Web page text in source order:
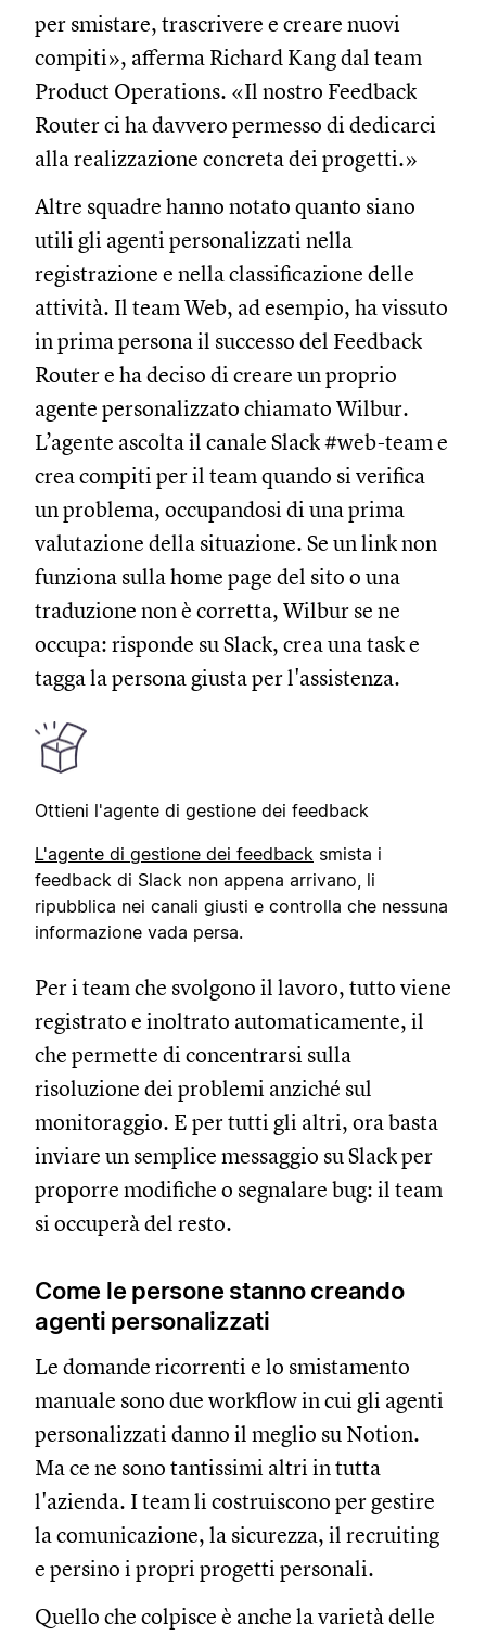
per smistare, trascrivere e creare nuovi
compiti», afferma Richard Kang dal team
Product Operations. «Il nostro Feedback
Router ci ha davvero permesso di dedicarci
alla realizzazione concreta dei progetti.»
Altre squadre hanno notato quanto siano
utili gli agenti personalizzati nella
registrazione e nella classificazione delle
attività. Il team Web, ad esempio, ha vissuto
in prima persona il successo del Feedback
Router e ha deciso di creare un proprio
agente personalizzato chiamato Wilbur.
L’agente ascolta il canale Slack #web-team e
crea compiti per il team quando si verifica
un problema, occupandosi di una prima
valutazione della situazione. Se un link non
funziona sulla home page del sito o una
traduzione non è corretta, Wilbur se ne
occupa: risponde su Slack, crea una task e
tagga la persona giusta per l'assistenza.
Ottieni l'agente di gestione dei feedback
L'agente di gestione dei feedback smista i
feedback di Slack non appena arrivano, li
ripubblica nei canali giusti e controlla che nessuna
informazione vada persa.
Per i team che svolgono il lavoro, tutto viene
registrato e inoltrato automaticamente, il
che permette di concentrarsi sulla
risoluzione dei problemi anziché sul
monitoraggio. E per tutti gli altri, ora basta
inviare un semplice messaggio su Slack per
proporre modifiche o segnalare bug: il team
si occuperà del resto.
Come le persone stanno creando
agenti personalizzati
Le domande ricorrenti e lo smistamento
manuale sono due workflow in cui gli agenti
personalizzati danno il meglio su Notion.
Ma ce ne sono tantissimi altri in tutta
l'azienda. I team li costruiscono per gestire
la comunicazione, la sicurezza, il recruiting
e persino i propri progetti personali.
Quello che colpisce è anche la varietà delle